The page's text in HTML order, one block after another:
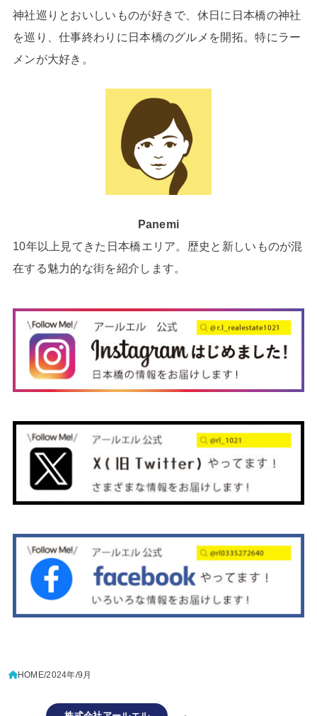
神社巡りとおいしいものが好きで、休日に日本橋の神社
を巡り、仕事終わりに日本橋のグルメを開拓。特にラー
メンが大好き。
Panemi
10年以上見てきた日本橋エリア。歴史と新しいものが混
在する魅力的な街を紹介します。
HOME 2024年 9月